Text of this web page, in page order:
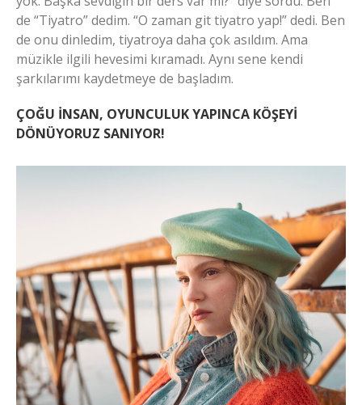
de “Tiyatro” dedim. “O zaman git tiyatro yap!” dedi. Ben
de onu dinledim, tiyatroya daha çok asıldım. Ama
müzikle ilgili hevesimi kıramadı. Aynı sene kendi
şarkılarımı kaydetmeye de başladım.
ÇOĞU İNSAN, OYUNCULUK YAPINCA KÖŞEYİ
DÖNÜYORUZ SANIYOR!